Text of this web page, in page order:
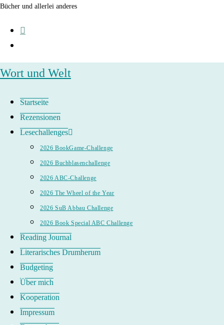
Zum
springen
Bücher und allerlei anderes
Wort und Welt
Startseite
Rezensionen
Lesechallenges
2026 BookGame-Challenge
2026 Buchblasenchallenge
2026 ABC-Challenge
2026 The Wheel of the Year
2026 SuB Abbau Challenge
2026 Book Special ABC Challenge
Reading Journal
Literarisches Drumherum
Budgeting
Über mich
Kooperation
Impressum